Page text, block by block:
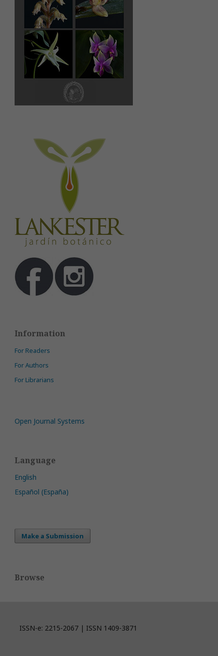
Information
For Readers
For Authors
For Librarians
Open Journal Systems
Language
English
Español (España)
Make a Submission
Browse
ISSN-e: 2215-2067 | ISSN 1409-3871